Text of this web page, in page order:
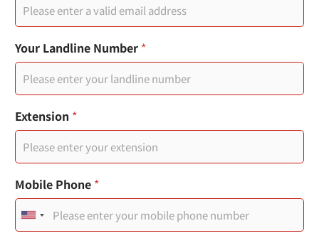
日
期
戳
記
面
連
結
Your Landline Number *
Extension *
Mobile Phone *
U